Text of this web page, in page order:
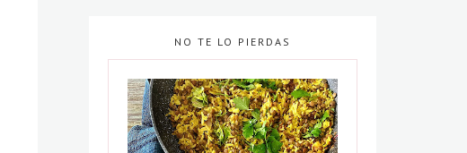
NO TE LO PIERDAS